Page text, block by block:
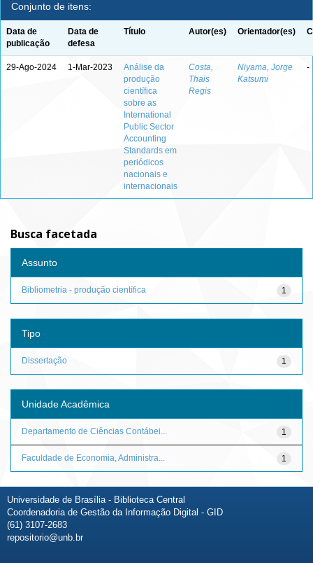
Conjunto de itens:
Data de
publicação
Data de
defesa
Título Autor(es) Orientador(es)
29-Ago-2024 1-Mar-2023
Análise da
produção
científica
sobre as
International
Public Sector
Accounting
Standards em
periódicos
nacionais e
internacionais
Costa,
Thais
Regis
Niyama, Jorge
Katsumi
-
Busca facetada
Assunto
1
Bibliometria - produção científica
Tipo
1
Dissertação
Unidade Acadêmica
1
Departamento de Ciências Contábei...
1
Faculdade de Economia, Administra...
Universidade de Brasília - Biblioteca Central
Coordenadoria de Gestão da Informação Digital - GID
(61) 3107-2683
repositorio@unb.br